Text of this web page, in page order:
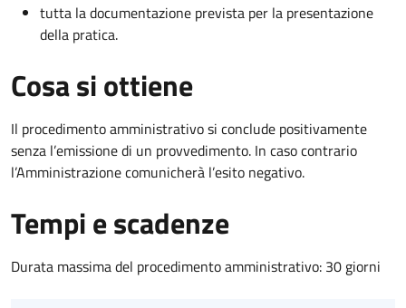
tutta la documentazione prevista per la presentazione
della pratica.
Cosa si ottiene
Il procedimento amministrativo si conclude positivamente
senza l’emissione di un provvedimento. In caso contrario
l’Amministrazione comunicherà l’esito negativo.
Tempi e scadenze
Durata massima del procedimento amministrativo: 30 giorni